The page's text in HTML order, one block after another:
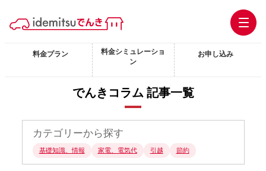
料金プラン
料金シミュレーショ
ン
お申し込み
でんきコラム 記事一覧
カテゴリーから探す
基礎知識、情報 家電、電気代 引越 節約